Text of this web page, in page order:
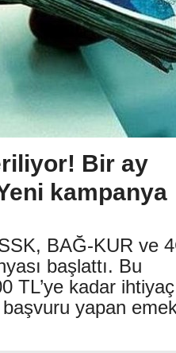
Bir ay
kampanya
BAĞ-KUR ve
başlattı. Bu
TL’ye kadar ihtiyaç
yapan